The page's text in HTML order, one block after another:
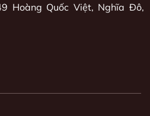
Hoàng Quốc Việt, Nghĩa Đô,